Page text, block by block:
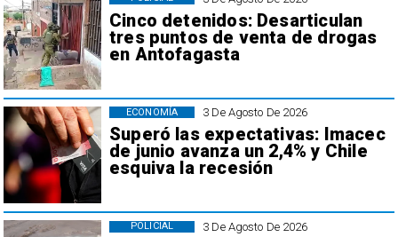
Cinco detenidos: Desarticulan
tres puntos de venta de drogas
en Antofagasta
3 De Agosto De 2026
Superó las expectativas: Imacec
de junio avanza un 2,4% y Chile
esquiva la recesión
ECONOMÍA
3 De Agosto De 2026
POLICIAL